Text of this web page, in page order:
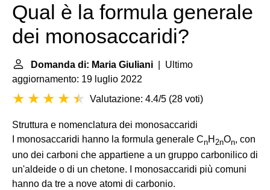
Qual è la formula generale
dei monosaccaridi?
Domanda di: Maria Giuliani | Ultimo
aggiornamento: 19 luglio 2022
Valutazione: 4.4/5 (28 voti)
Struttura e nomenclatura dei monosaccaridi
I monosaccaridi hanno la formula generale CnH 2nOn, con
uno dei carboni che appartiene a un gruppo carbonilico di
un'aldeide o di un chetone. I monosaccaridi più comuni
hanno da tre a nove atomi di carbonio.